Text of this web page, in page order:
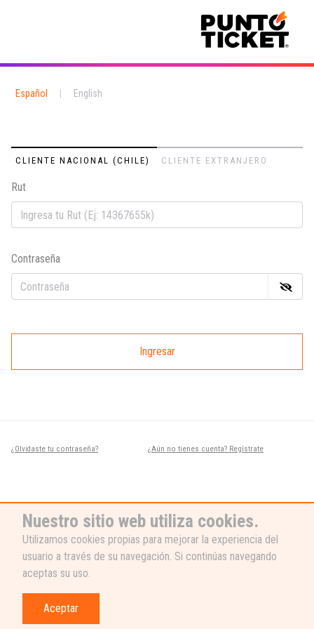
Español English
CLIENTE NACIONAL (CHILE) CLIENTE EXTRANJERO
Rut
Contraseña
Ingresar
¿Olvidaste tu contraseña? ¿Aún no tienes cuenta? Regístrate
Nuestro sitio web utiliza cookies.
Utilizamos cookies propias para mejorar la experiencia del
usuario a través de su navegación. Si continúas navegando
aceptas su uso.
Aceptar
¿NECESITAS AYUDA?
Nuestro equipo de soporte está listo